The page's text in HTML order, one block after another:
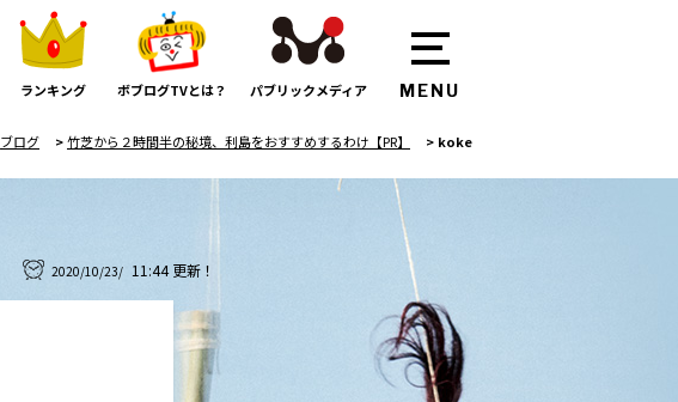
ランキング ボブログTVとは？ パブリックメディア
ブログ >竹芝から２時間半の秘境、利島をおすすめするわけ【PR】 > koke
2020/10/23/ 11:44 更新！